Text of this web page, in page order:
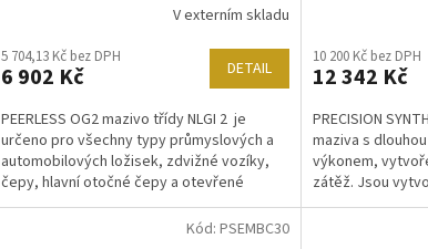
V externím skladu
5 704,13 Kč bez DPH
6 902 Kč DETAIL
PEERLESS OG2 mazivo třídy NLGI 2 je
určeno pro všechny typy průmyslových a
automobilových ložisek, zdvižné vozíky,
čepy, hlavní otočné čepy a otevřené
převody. Překračuje...
10 200 Kč bez DPH
12 342 Kč
PRECISION
maziva s
výkonem,
zátěž. Jsou
základovém
Kód: PSEMBC30